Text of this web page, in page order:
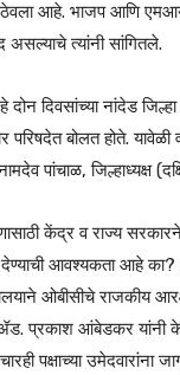
आहे. भाजप आणि
त्यांनी सांगितले.
नांदेड जिल्हा
परिषदेत बोलत होते.
पांचाळ, जिल्हाध्यक्ष
केंद्र व राज्य
आवश्यकता आहे का?
ओबीसीचे राजकीय
प्रकाश आंबेडकर
पक्षाच्या